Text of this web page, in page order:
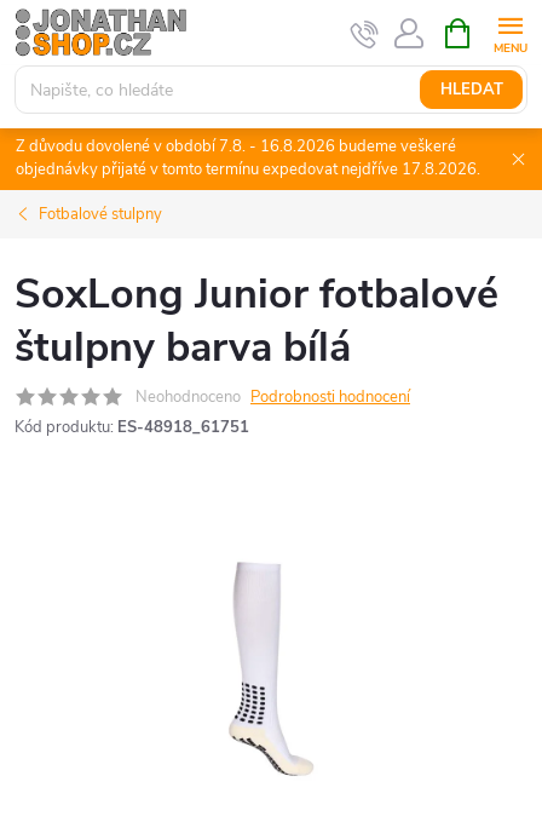
Přejít
na
obsah
HLEDAT
NÁKUPNÍ
KOŠÍK
Z důvodu dovolené v období 7.8. - 16.8.2026 budeme veškeré
objednávky přijaté v tomto termínu expedovat nejdříve 17.8.2026.
Fotbalové stulpny
SoxLong Junior fotbalové
štulpny barva bílá
Neohodnoceno Podrobnosti hodnocení
Kód produktu: ES-48918_61751